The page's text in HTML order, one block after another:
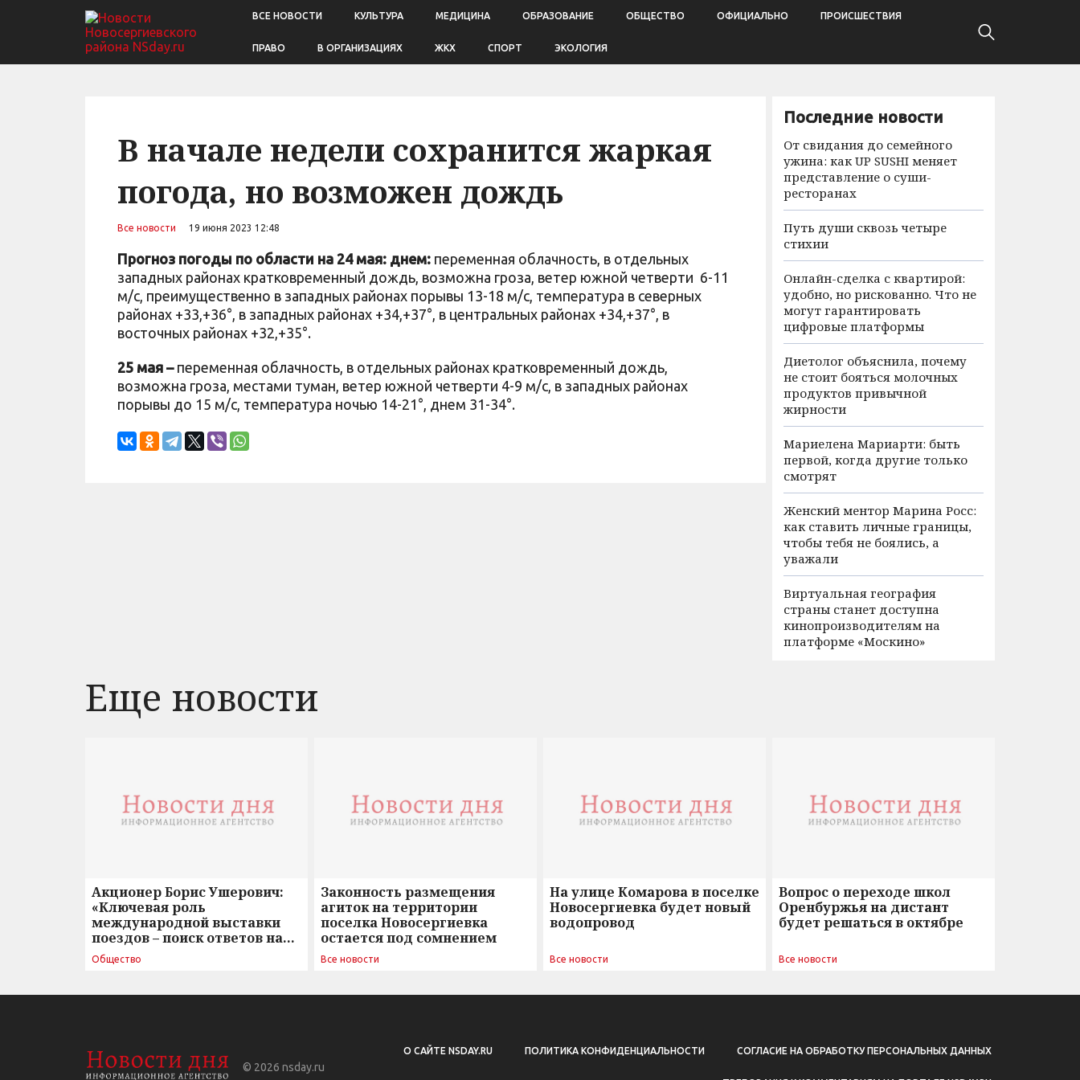
ВСЕ НОВОСТИ КУЛЬТУРА МЕДИЦИНА ОБРАЗОВАНИЕ ОБЩЕСТВО ОФИЦИАЛЬНО ПРОИСШЕСТВИЯ
ПРАВО В ОРГАНИЗАЦИЯХ ЖКХ СПОРТ ЭКОЛОГИЯ
В начале недели сохранится жаркая
погода, но возможен дождь
Все новости 19 июня 2023 12:48
Прогноз погоды по области на 24 мая: днем: переменная облачность, в отдельных
западных районах кратковременный дождь, возможна гроза, ветер южной четверти 6-11
м/с, преимущественно в западных районах порывы 13-18 м/с, температура в северных
районах +33,+36°, в западных районах +34,+37°, в центральных районах +34,+37°, в
восточных районах +32,+35°.
25 мая – переменная облачность, в отдельных районах кратковременный дождь,
возможна гроза, местами туман, ветер южной четверти 4-9 м/с, в западных районах
порывы до 15 м/с, температура ночью 14-21°, днем 31-34°.
Последние новости
От свидания до семейного
ужина: как UP SUSHI меняет
представление о суши-
ресторанах
Путь души сквозь четыре
стихии
Онлайн-сделка с квартирой:
удобно, но рискованно. Что не
могут гарантировать
цифровые платформы
Диетолог объяснила, почему
не стоит бояться молочных
продуктов привычной
жирности
Мариелена Мариарти: быть
первой, когда другие только
смотрят
Женский ментор Марина Росс:
как ставить личные границы,
чтобы тебя не боялись, а
уважали
Виртуальная география
страны станет доступна
кинопроизводителям на
платформе «Москино»
Еще новости
Акционер Борис Ушерович:
«Ключевая роль
международной выставки
поездов – поиск ответов на
вызовы времени»
Общество
Законность размещения
агиток на территории
поселка Новосергиевка
остается под сомнением
Все новости
На улице Комарова в поселке
Новосергиевка будет новый
водопровод
Все новости
Вопрос о переходе школ
Оренбуржья на дистант
будет решаться в октябре
Все новости
© 2026 nsday.ru
О САЙТЕ NSDAY.RU ПОЛИТИКА КОНФИДЕНЦИАЛЬНОСТИ СОГЛАСИЕ НА ОБРАБОТКУ ПЕРСОНАЛЬНЫХ ДАННЫХ